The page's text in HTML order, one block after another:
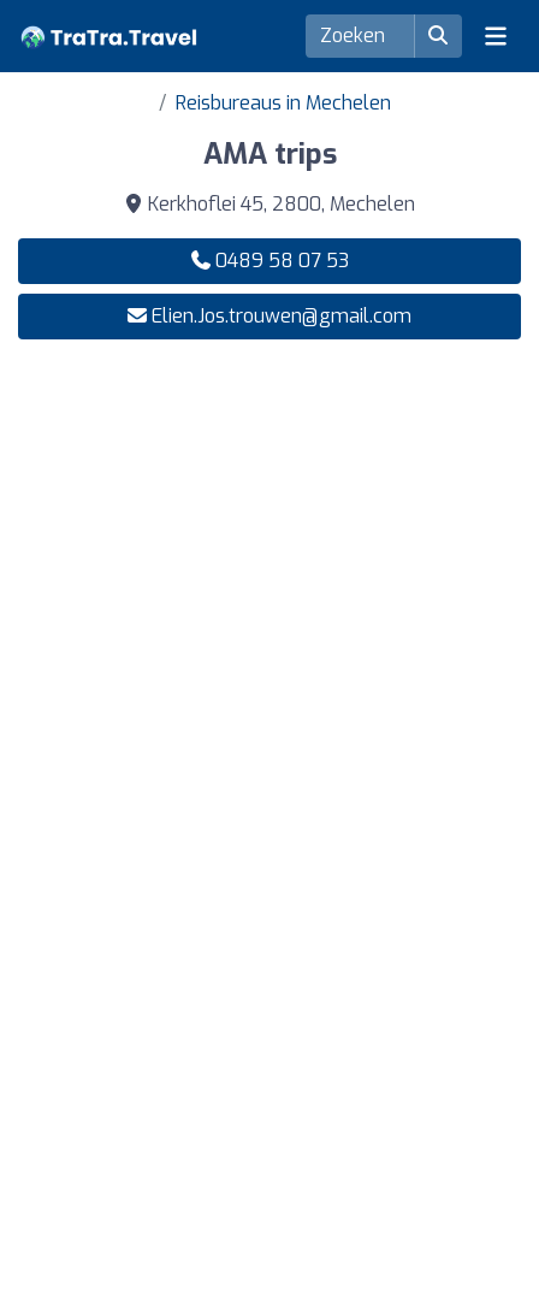
Reisbureaus in Mechelen
AMA trips
Kerkhoflei 45, 2800, Mechelen
0489 58 07 53
Elien.Jos.trouwen@gmail.com